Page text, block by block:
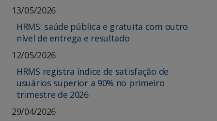
13/05/2026
HRMS: saúde pública e gratuita com outro
nível de entrega e resultado
12/05/2026
HRMS registra índice de satisfação de
usuários superior a 90% no primeiro
trimestre de 2026
29/04/2026